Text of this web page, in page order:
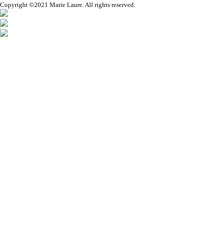
Copyright ©2021 Marie Laure. All rights reserved.